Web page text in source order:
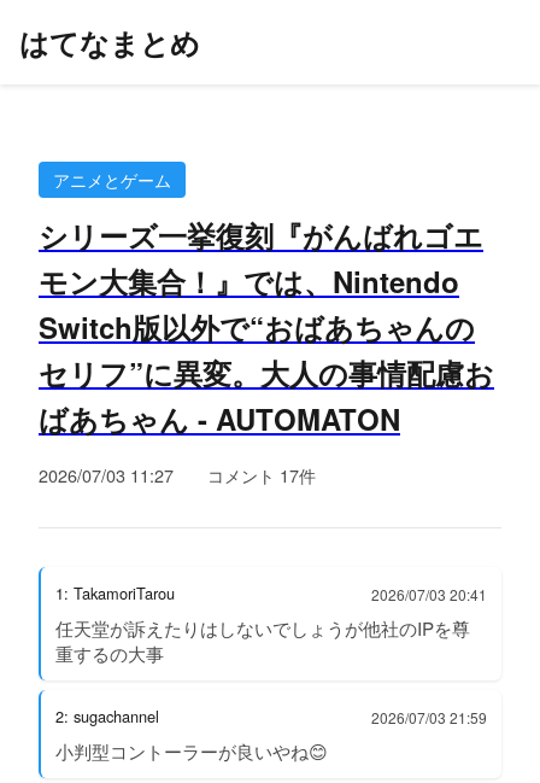
はてなまとめ
アニメとゲーム
シリーズ一挙復刻『がんばれゴエ
モン大集合！』では、Nintendo
Switch版以外で“おばあちゃんの
セリフ”に異変。大人の事情配慮お
ばあちゃん - AUTOMATON
2026/07/03 11:27 コメント 17件
1: TakamoriTarou 2026/07/03 20:41
任天堂が訴えたりはしないでしょうが他社のIPを尊
重するの大事
2: sugachannel 2026/07/03 21:59
小判型コントーラーが良いやね😊